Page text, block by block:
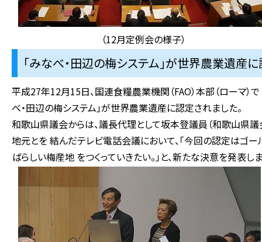
（12月定例会の様子）
「みなべ・田辺の梅システム」が世界農業遺産
平成27年12月15日、国連食糧農業機関（FAO）本部（ローマ）
べ・田辺の梅システム」が世界農業遺産に認定されました。
和歌山県議会からは、議長代理として坂本登議員（和歌山県
地元とを 結んだテレビ電話会議において、「今回の認定はゴー
ばらしい梅産地 をつくっていきたい。」と、新たな決意を発表し